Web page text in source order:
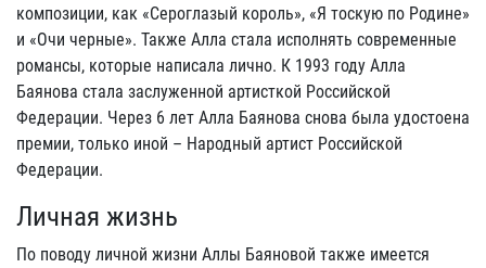
композиции, как «Сероглазый король», «Я тоскую по Родине»
и «Очи черные». Также Алла стала исполнять современные
романсы, которые написала лично. К 1993 году Алла
Баянова стала заслуженной артисткой Российской
Федерации. Через 6 лет Алла Баянова снова была удостоена
премии, только иной – Народный артист Российской
Федерации.
Личная жизнь
По поводу личной жизни Аллы Баяновой также имеется